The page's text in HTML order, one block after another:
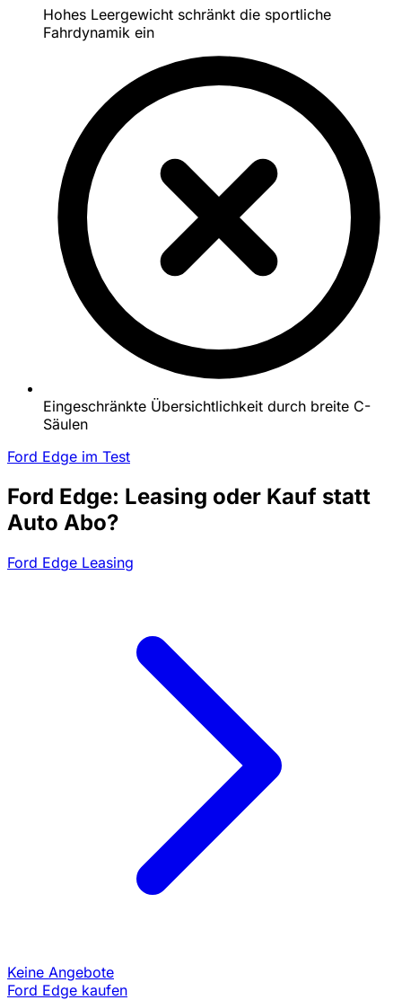
Hohes Leergewicht schränkt die sportliche
Fahrdynamik ein
Eingeschränkte Übersichtlichkeit durch breite C-
Säulen
Ford Edge im Test
Ford Edge: Leasing oder Kauf statt
Auto Abo?
Ford Edge Leasing
Keine Angebote
Ford Edge kaufen